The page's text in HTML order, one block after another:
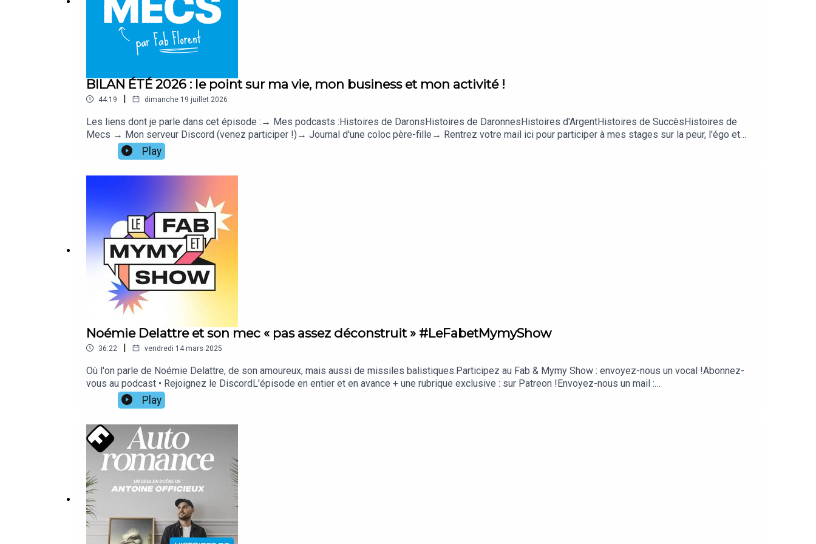
BILAN ÉTÉ 2026 : le point sur ma vie, mon business et mon activité !
44:19 | dimanche 19 juillet 2026
Les liens dont je parle dans cet épisode :→ Mes podcasts :Histoires de DaronsHistoires de DaronnesHistoires d'ArgentHistoires de SuccèsHistoires de
Mecs → Mon serveur Discord (venez participer !)→ Journal d'une coloc père-fille→ Rentrez votre mail ici pour participer à mes stages sur la peur, l'égo et
les conflits→ Mon offre de coaching individuel et le programme collectif→ Mon kit média pour sponsoriser mes podcasts→ Venez participer à mon
podcast→ Le nouveau site pour Histoires d'Argent !Merci pour votre fidélité !
Play
Noémie Delattre et son mec « pas assez déconstruit » #LeFabetMymyShow
36:22 | vendredi 14 mars 2025
Où l'on parle de Noémie Delattre, de son amoureux, mais aussi de missiles balistiques.Participez au Fab & Mymy Show : envoyez-nous un vocal !Abonnez-
vous au podcast • Rejoignez le DiscordL'épisode en entier et en avance + une rubrique exclusive : sur Patreon !Envoyez-nous un mail :
coucou@lefabetmymyshow.com👫 MARS & VÉNUSNoémie Delattre, son « célicouple » et la déconstruction de son compagnon Raphaël🎁 L'interview de
Noémie & Raphaël chez Femme Actuelle🎁 La « réponse » de Noémie & Raphaël🎁 Noémie dans Histoires de Daronnes : épisode 1 épisode 2
Play